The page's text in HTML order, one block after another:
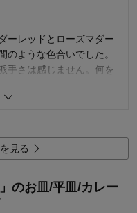
ー)Ｒｅｄ, ７Ｐｌａｔｅ・2枚
見つけて
ーレッドとローズマダー
のような色合いでした。
手さは感じません。何を
4.0
5.0
4.0
見る
のお皿/平皿/カレー